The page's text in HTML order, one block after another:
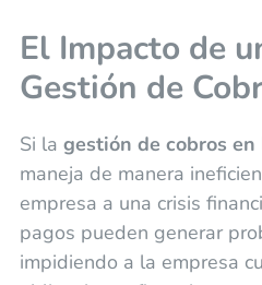
El Impacto de
Gestión de
Si la gestión de cobros
maneja de manera
empresa a una crisis
pagos pueden generar
impidiendo a la empresa